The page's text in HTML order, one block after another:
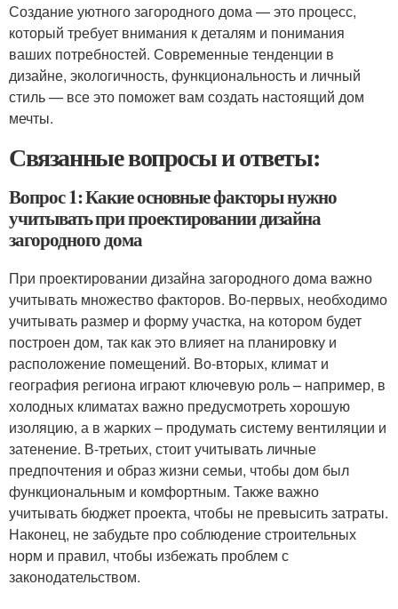
Создание уютного загородного дома — это процесс,
который требует внимания к деталям и понимания
ваших потребностей. Современные тенденции в
дизайне, экологичность, функциональность и личный
стиль — все это поможет вам создать настоящий дом
мечты.
Связанные вопросы и ответы:
Вопрос 1: Какие основные факторы нужно
учитывать при проектировании дизайна
загородного дома
При проектировании дизайна загородного дома важно
учитывать множество факторов. Во-первых, необходимо
учитывать размер и форму участка, на котором будет
построен дом, так как это влияет на планировку и
расположение помещений. Во-вторых, климат и
география региона играют ключевую роль – например, в
холодных климатах важно предусмотреть хорошую
изоляцию, а в жарких – продумать систему вентиляции и
затенение. В-третьих, стоит учитывать личные
предпочтения и образ жизни семьи, чтобы дом был
функциональным и комфортным. Также важно
учитывать бюджет проекта, чтобы не превысить затраты.
Наконец, не забудьте про соблюдение строительных
норм и правил, чтобы избежать проблем с
законодательством.